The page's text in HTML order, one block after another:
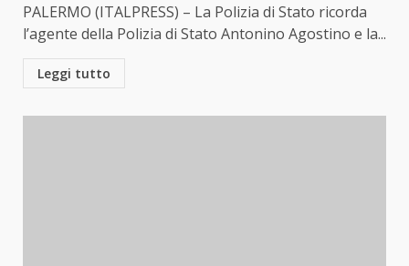
PALERMO (ITALPRESS) – La Polizia di Stato ricorda
l’agente della Polizia di Stato Antonino Agostino e la...
Leggi tutto